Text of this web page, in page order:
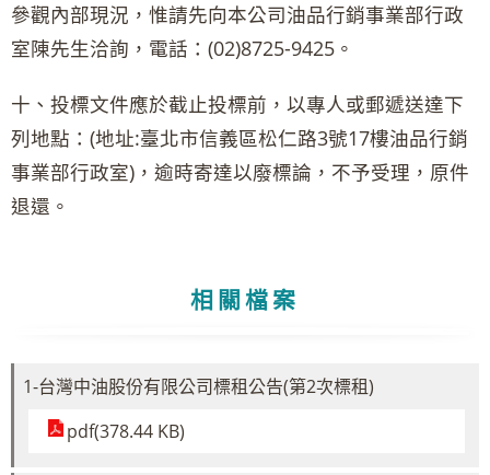
參觀內部現況，惟請先向本公司油品行銷事業部行政
室陳先生洽詢，電話：(02)8725-9425。
十、投標文件應於截止投標前，以專人或郵遞送達下
列地點：(地址:臺北市信義區松仁路3號17樓油品行銷
事業部行政室)，逾時寄達以廢標論，不予受理，原件
退還。
相關檔案
1-台灣中油股份有限公司標租公告(第2次標租)
pdf(378.44 KB)